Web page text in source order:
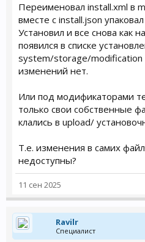
Переименовал install.xml в
вместе с install.json
Установил и все снова как
появился в списке
system/storage/modification
изменений нет.
Или под модификаторами
только свои собственные
клались в upload/
Т.е. изменения в самих
недоступны?
11 сен 2025
Ravilr
Специалист